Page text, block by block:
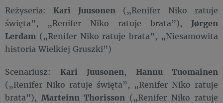
Reżyseria:Kari Juusonen („Renifer Niko ratuje
święta”, „Renifer Niko ratuje brata”), Jørgen
Lerdam („Renifer Niko ratuje brata”, „Niesamowita
historia Wielkiej Gruszki”)
Scenariusz: Kari Juusonen, Hannu Tuomainen
(„Renifer Niko ratuje święta”, „Renifer Niko ratuje
brata”), Marteinn Thorisson („Renifer Niko ratuje